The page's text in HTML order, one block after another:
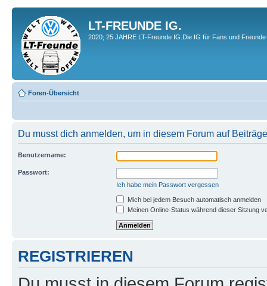
LT-FREUNDE IG.
2020; 25 JAHRE LT-Freunde IG.Die IG für Fans und
Foren-Übersicht
Du musst dich anmelden, um in diesem Forum auf
Benutzername:
Passwort:
Ich habe mein Passwort vergessen
Mich bei jedem Besuch automatisch anmelden
Meinen Online-Status während dieser Sitzung
REGISTRIEREN